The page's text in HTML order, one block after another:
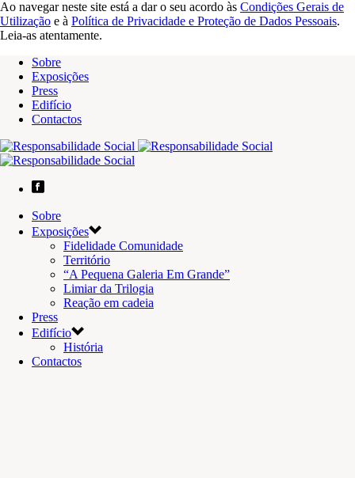
Ao navegar neste site está a dar o seu acordo às Condições Gerais de
Utilização e à Política de Privacidade e Proteção de Dados Pessoais.
Leia-as atentamente.
Sobre
Exposições
Press
Edifício
Contactos
Sobre
Exposições
Fidelidade Comunidade
Território
“A Pequena Galeria Em Grande”
Limiar da Trilogia
Reação em cadeia
Press
Edifício
História
Contactos